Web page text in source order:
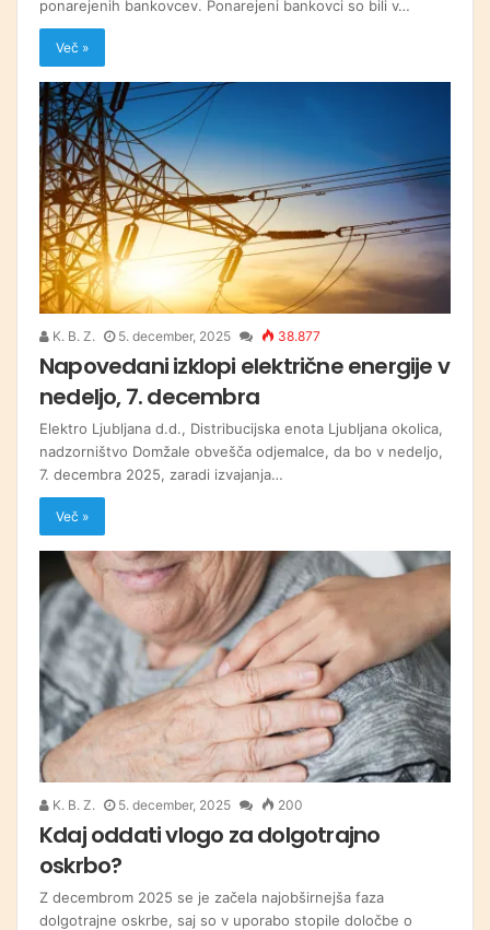
ponarejenih bankovcev. Ponarejeni bankovci so bili v…
Več »
K. B. Z. 5. december, 2025 38.877
Napovedani izklopi električne energije v
nedeljo, 7. decembra
Elektro Ljubljana d.d., Distribucijska enota Ljubljana okolica,
nadzorništvo Domžale obvešča odjemalce, da bo v nedeljo,
7. decembra 2025, zaradi izvajanja…
Več »
K. B. Z. 5. december, 2025 200
Kdaj oddati vlogo za dolgotrajno
oskrbo?
Z decembrom 2025 se je začela najobširnejša faza
dolgotrajne oskrbe, saj so v uporabo stopile določbe o